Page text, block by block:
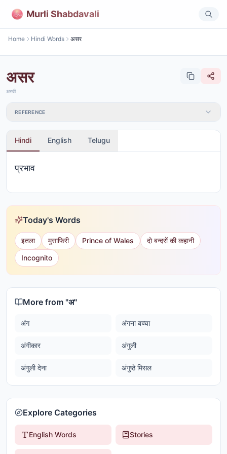
Murli Shabdavali
Home Hindi Words असर
असर
अरबी
REFERENCE
Hindi English Telugu
प्रभाव
Today's Words
इतला मुसाफिरी Prince of Wales
दो बन्दरों की कहानी
Incognito
More from "अ"
अंग अंगना बच्चा
अंगीकार अंगुली
अंगुली देना अंगुष्ठे मिसल
Explore Categories
English Words Stories